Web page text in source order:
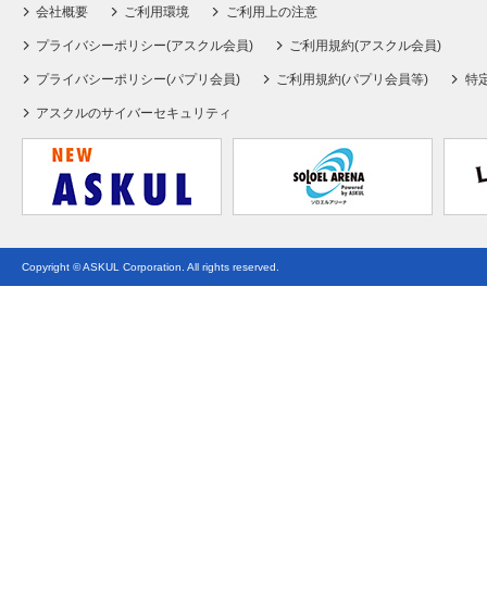
会社概要 ご利用環境 ご利用上の注意
プライバシーポリシー(アスクル会員) ご利用規約(アスクル会員)
プライバシーポリシー(パプリ会員) ご利用規約(パプリ会員等) 特
アスクルのサイバーセキュリティ
Copyright © ASKUL Corporation. All rights reserved.